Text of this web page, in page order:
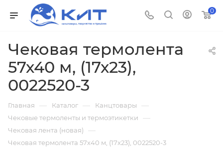
0
Чековая термолента
57х40 м, (17х23),
0022520-3
Главная — Каталог — Канцтовары —
Чековые термоленты и термоэтикетки —
Чековая лента (новая) —
Чековая термолента 57х40 м, (17х23), 0022520-3